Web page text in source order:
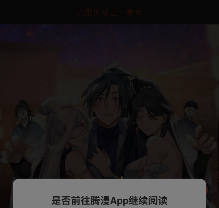
点击加载上一章节
是否前往腾漫App继续阅读